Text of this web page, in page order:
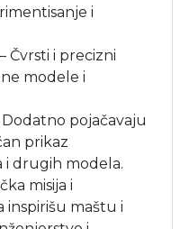
i
– Čvrsti i precizni
modele i
Dodatno pojačavaju
prikaz
i drugih modela.
misija i
inspirišu maštu i